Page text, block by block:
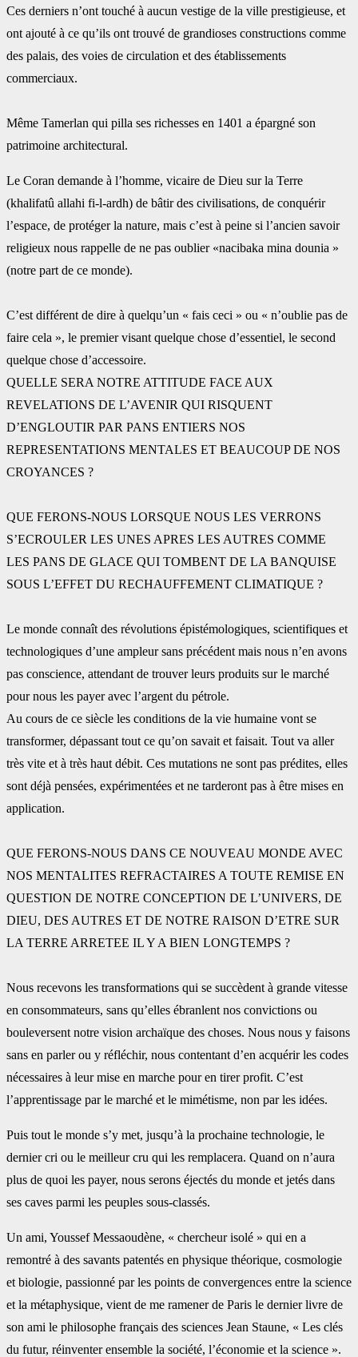
Ces derniers n’ont touché à aucun vestige de la ville prestigieuse, et
ont ajouté à ce qu’ils ‎ont trouvé de grandioses constructions comme
des palais, des voies de circulation et des ‎établissements
commerciaux.
Même Tamerlan qui pilla ses richesses en 1401 a épargné son
patrimoine architectural.‎
Le Coran demande à l’homme, vicaire de Dieu sur la Terre
(khalifatû allahi fi-l-ardh) de ‎bâtir des civilisations, de conquérir
l’espace, de protéger la nature, mais c’est à peine si ‎l’ancien savoir
religieux nous rappelle de ne pas oublier «nacibaka mina dounia »
(notre ‎part de ce monde).
C’est différent de dire à quelqu’un « fais ceci » ou « n’oublie pas de
faire cela », le premier ‎visant quelque chose d’essentiel, le second
quelque chose d’accessoire. ‎
QUELLE SERA NOTRE ATTITUDE FACE AUX
REVELATIONS DE L’AVENIR QUI RISQUENT
‎D’ENGLOUTIR PAR PANS ENTIERS NOS
REPRESENTATIONS MENTALES ET BEAUCOUP DE ‎NOS
CROYANCES ?
QUE FERONS-NOUS LORSQUE NOUS LES VERRONS
S’ECROULER LES UNES APRES LES ‎AUTRES COMME
LES PANS DE GLACE QUI TOMBENT DE LA BANQUISE
SOUS L’EFFET DU ‎RECHAUFFEMENT CLIMATIQUE ?
Le monde connaît des révolutions épistémologiques, scientifiques et
technologiques d’une ‎ampleur sans précédent mais nous n’en avons
pas conscience, attendant de trouver leurs ‎produits sur le marché
pour nous les payer avec l’argent du pétrole.‎
Au cours de ce siècle les conditions de la vie humaine vont se
transformer, dépassant tout ce ‎qu’on savait et faisait. Tout va aller
très vite et à très haut débit. Ces mutations ne sont pas ‎prédites, elles
sont déjà pensées, expérimentées et ne tarderont pas à être mises en
‎application.
QUE FERONS-NOUS DANS CE NOUVEAU MONDE AVEC
NOS MENTALITES REFRACTAIRES ‎A TOUTE REMISE EN
QUESTION DE NOTRE CONCEPTION DE L’UNIVERS, DE
DIEU, DES ‎AUTRES ET DE NOTRE RAISON D’ETRE SUR
LA TERRE ARRETEE IL Y A BIEN LONGTEMPS ?
Nous recevons les transformations qui se succèdent à grande vitesse
en consommateurs, ‎sans qu’elles ébranlent nos convictions ou
bouleversent notre vision archaïque des choses. ‎Nous nous y faisons
sans en parler ou y réfléchir, nous contentant d’en acquérir les codes
‎nécessaires à leur mise en marche pour en tirer profit. C’est
l’apprentissage par le marché ‎et le mimétisme, non par les idées.
Puis tout le monde s’y met, jusqu’à la prochaine ‎technologie, le
dernier cri ou le meilleur cru qui les remplacera. Quand on n’aura
plus de ‎quoi les payer, nous serons éjectés du monde et jetés dans
ses caves parmi les peuples sous-‎classés.‎
Un ami, Youssef Messaoudène, « chercheur isolé » qui en a
remontré à des savants patentés ‎en physique théorique, cosmologie
et biologie, passionné par les points de convergences ‎entre la science
et la métaphysique, vient de me ramener de Paris le dernier livre de
son ‎ami le philosophe français des sciences Jean Staune, « Les clés
du futur, réinventer ensemble ‎la société, l’économie et la science ».